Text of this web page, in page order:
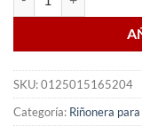
SKU:0125015165204
Categoría: Riñonera